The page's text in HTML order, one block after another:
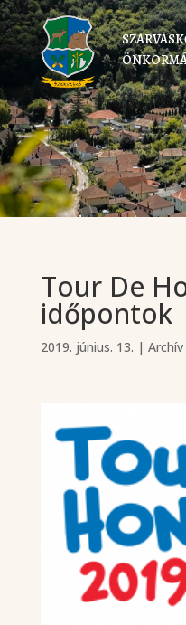
Tour De
időpontok
2019. június. 13. |